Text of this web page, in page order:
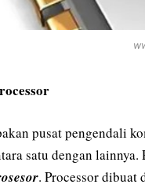
pusat pengendali
satu dengan
. Processor